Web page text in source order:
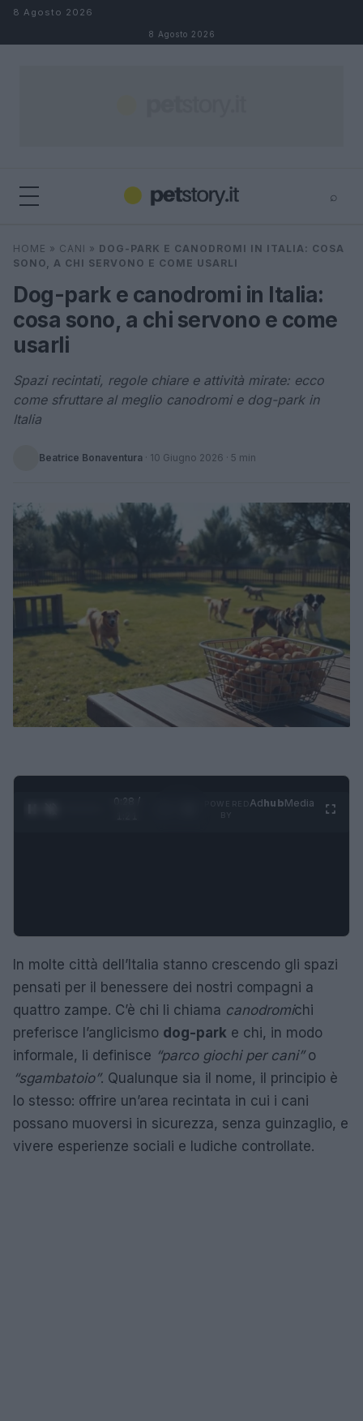
Salta al contenuto
8 Agosto 2026
8 Agosto 2026
⌕
Cerca ⌕ ×
HOME » CANI » DOG-PARK E CANODROMI IN ITALIA: COSA
SONO, A CHI SERVONO E COME USARLI
Dog-park e canodromi in Italia:
cosa sono, a chi servono e come
usarli
Spazi recintati, regole chiare e attività mirate: ecco
come sfruttare al meglio canodromi e dog-park in
Italia
Beatrice Bonaventura · 10 Giugno 2026 · 5 min
0:29 /
AdhubMedia
In molte città dell’Italia stanno crescendo gli spazi
pensati per il benessere dei nostri compagni a
quattro zampe. C’è chi li chiama canodromichi
preferisce l’anglicismo dog-park e chi, in modo
informale, li definisce “parco giochi per cani”o
“sgambatoio”. Qualunque sia il nome, il principio è
lo stesso: offrire un’area recintata in cui i cani
possano muoversi in sicurezza, senza guinzaglio, e
vivere esperienze sociali e ludiche controllate.